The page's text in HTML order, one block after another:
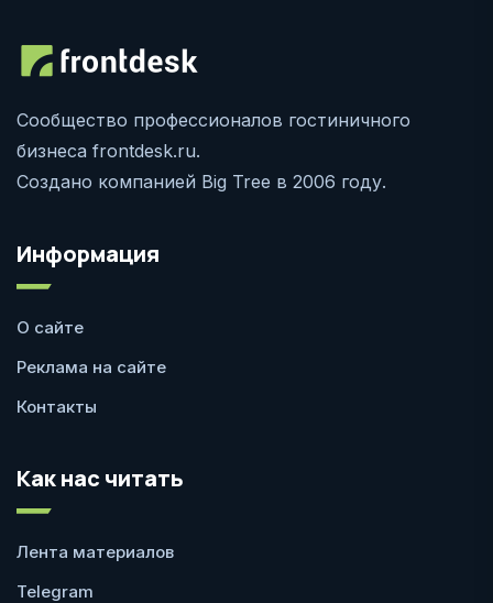
Сообщество профессионалов гостиничного
бизнеса frontdesk.ru.
Создано компанией Big Tree в 2006 году.
Информация
О сайте
Реклама на сайте
Контакты
Как нас читать
Лента материалов
Telegram